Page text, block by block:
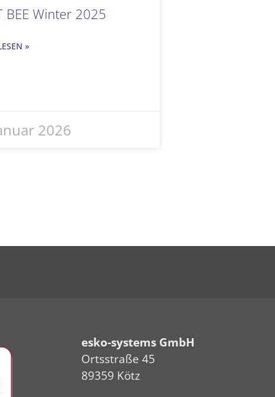
BEE Winter 2025
»
2026
esko-systems GmbH
Ortsstraße 45
89359 Kötz